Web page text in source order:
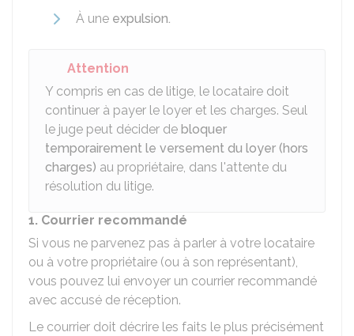
À une expulsion.
Attention
Y compris en cas de litige, le locataire doit
continuer à payer le loyer et les charges. Seul
le juge peut décider de bloquer
temporairement le versement du loyer (hors
charges) au propriétaire, dans l'attente du
résolution du litige.
1. Courrier recommandé
Si vous ne parvenez pas à parler à votre locataire
ou à votre propriétaire (ou à son représentant),
vous pouvez lui envoyer un courrier recommandé
avec accusé de réception.
Le courrier doit décrire les faits le plus précisément